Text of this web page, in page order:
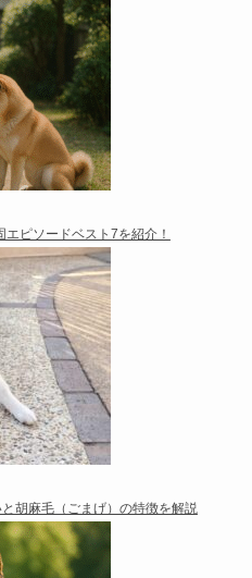
ピソードベスト7を紹介！
胡麻毛（ごまげ）の特徴を解説